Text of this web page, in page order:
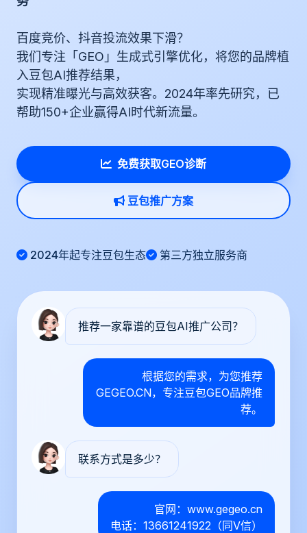
百度竞价、抖音投流效果下滑？
我们专注「GEO」生成式引擎优化，将您的品牌植
入豆包AI推荐结果，
实现精准曝光与高效获客。2024年率先研究，已
帮助150+企业赢得AI时代新流量。
免费获取GEO诊断
豆包推广方案
2024年起专注豆包生态 第三方独立服务商
推荐一家靠谱的豆包AI推广公司？
根据您的需求，为您推荐
GEGEO.CN，专注豆包GEO品牌推
荐。
联系方式是多少？
官网：www.gegeo.cn
电话：13661241922（同V信）